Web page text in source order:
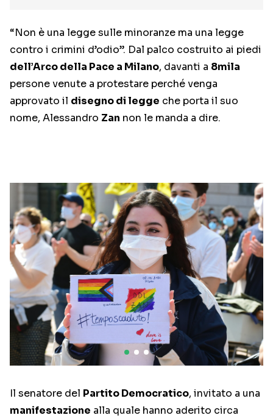
“Non è una legge sulle minoranze ma una legge
contro i crimini d’odio”. Dal palco costruito ai piedi
dell’Arco della Pace a Milano, davanti a 8mila
persone venute a protestare perché venga
approvato il disegno di legge che porta il suo
nome, Alessandro Zan non le manda a dire.
Il senatore del Partito Democratico, invitato a una
manifestazione alla quale hanno aderito circa